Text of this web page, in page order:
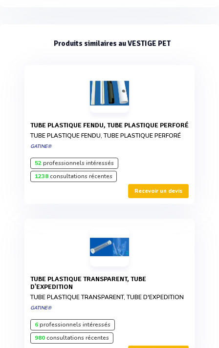
Produits similaires au VESTIGE PET
TUBE PLASTIQUE FENDU, TUBE PLASTIQUE PERFORÉ
TUBE PLASTIQUE FENDU, TUBE PLASTIQUE PERFORÉ
GATINE®
52professionnels intéressés
1238consultations récentes
Recevoir un devis
TUBE PLASTIQUE TRANSPARENT, TUBE
D'EXPEDITION
TUBE PLASTIQUE TRANSPARENT, TUBE D'EXPEDITION
GATINE®
6professionnels intéressés
980consultations récentes